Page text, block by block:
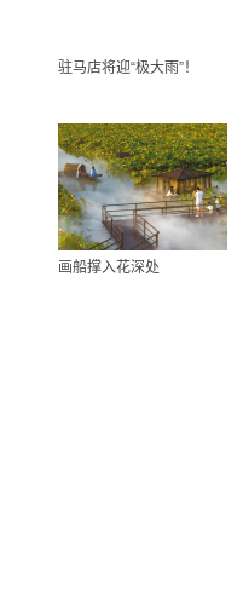
驻马店将迎“极大雨”！
画船撑入花深处